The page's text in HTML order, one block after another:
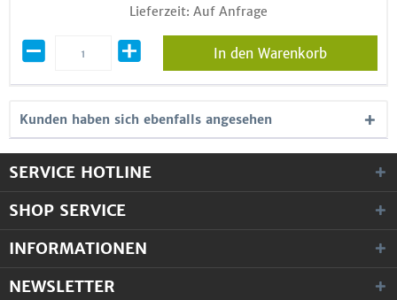
Lieferzeit: Auf Anfrage
In den Warenkorb
Kunden haben sich ebenfalls angesehen
SERVICE HOTLINE
SHOP SERVICE
INFORMATIONEN
NEWSLETTER